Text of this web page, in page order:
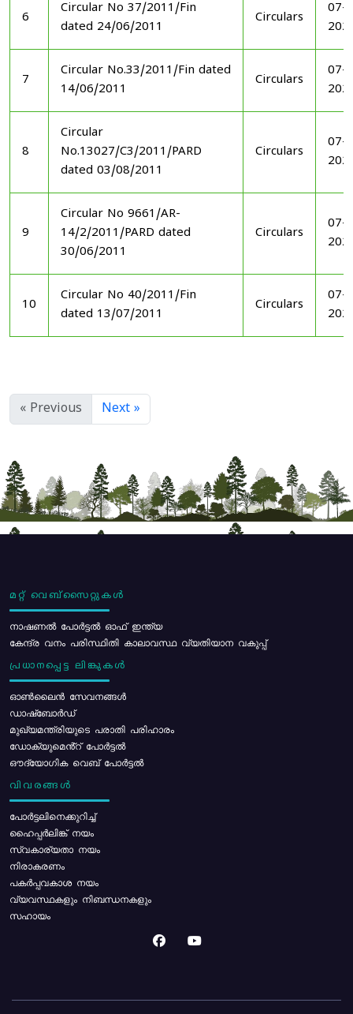
6
Circular No 37/2011/Fin
dated 24/06/2011
Circulars
07-
7
Circular No.33/2011/Fin dated
14/06/2011
Circulars
07-
8
Circular
No.13027/C3/2011/PARD
dated 03/08/2011
Circulars
07-
9
Circular No 9661/AR-
14/2/2011/PARD dated
30/06/2011
Circulars
07-
10
Circular No 40/2011/Fin
dated 13/07/2011
Circulars
07-
« Previous Next »
മറ്റ് വെബ്സൈറ്റുകൾ
നാഷണൽ പോർട്ടൽ ഓഫ് ഇന്ത്യ
കേന്ദ്ര വനം പരിസ്ഥിതി കാലാവസ്ഥ വ്യതിയാന വകുപ്പ്
പ്രധാനപ്പെട്ട ലിങ്കുകൾ
ഓൺലൈൻ സേവനങ്ങൾ
ഡാഷ്ബോർഡ്
മുഖ്യമന്ത്രിയുടെ പരാതി പരിഹാരം
ഡോക്യുമെൻ്റ് പോർട്ടൽ
ഔദ്യോഗിക വെബ് പോർട്ടൽ
വിവരങ്ങൾ
പോര്‍ട്ടലിനെക്കുറിച്ച്
ഹൈപ്പർലിങ്ക് നയം
സ്വകാര്യതാ നയം
നിരാകരണം
പകർപ്പവകാശ നയം
വ്യവസ്ഥകളും നിബന്ധനകളും
സഹായം